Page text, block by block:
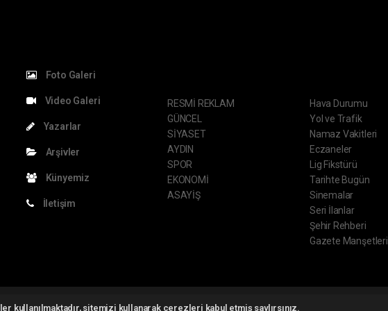
sitemizi kullanarak çerezleri kabul etmiş saylırsınız.
Foto Galeri
Video Galeri
Yazarlar
Arşivler
Künyemiz
İletişim
RESMİ REKLAM
GÜNCEL
SİYASET
AYDIN
SPOR
EKONOMİ
ASAYİŞ
Hava Durumu
Yol ve Trafik
Namaz Vakitleri
Eczaneler
Lig Fikstürü
Tarihte Bugün
Sinemalar
Seri İlanlar
Şehir Rehberi
Gazete Manşetleri
2026 ©haber yazılımıhaber paketi haber scriptihaber yazılımhaber script